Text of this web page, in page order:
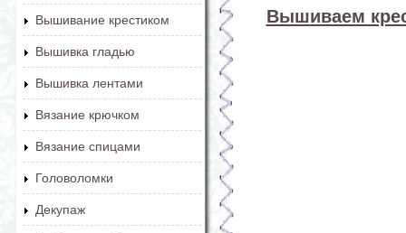
Вышивание крестиком
Вышивка гладью
Вышивка лентами
Вязание крючком
Вязание спицами
Головоломки
Декупаж
Вышиваем